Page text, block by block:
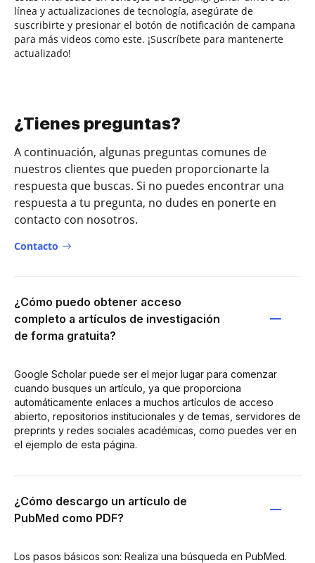
línea y actualizaciones de tecnología, asegúrate de
suscribirte y presionar el botón de notificación de campana
para más videos como este. ¡Suscríbete para mantenerte
actualizado!
¿Tienes preguntas?
A continuación, algunas preguntas comunes de
nuestros clientes que pueden proporcionarte la
respuesta que buscas. Si no puedes encontrar una
respuesta a tu pregunta, no dudes en ponerte en
contacto con nosotros.
Contacto
¿Cómo puedo obtener acceso
completo a artículos de investigación
de forma gratuita?
Google Scholar puede ser el mejor lugar para comenzar
cuando busques un artículo, ya que proporciona
automáticamente enlaces a muchos artículos de acceso
abierto, repositorios institucionales y de temas, servidores de
preprints y redes sociales académicas, como puedes ver en
el ejemplo de esta página.
¿Cómo descargo un artículo de
PubMed como PDF?
Los pasos básicos son: Realiza una búsqueda en PubMed.